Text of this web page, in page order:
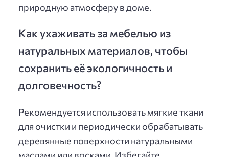
природную атмосферу в доме.
Как ухаживать за мебелью из
натуральных материалов, чтобы
сохранить её экологичность и
долговечность?
Рекомендуется использовать мягкие ткани
для очистки и периодически обрабатывать
деревянные поверхности натуральными